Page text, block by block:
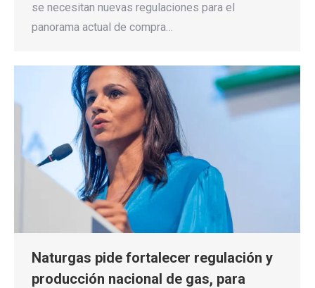
se necesitan nuevas regulaciones para el
panorama actual de compra…
Naturgas pide fortalecer regulación y
producción nacional de gas, para